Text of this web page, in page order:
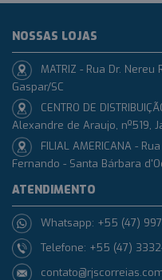
NOSSAS LOJAS
MATRIZ - Rua Dr.
Gaspar/SC
CENTRO DE
Alexandre de Araujo, nº519,
FILIAL AMERICANA -
Fernando - Santa Bárbara
ATENDIMENTO
Whatsapp: +55 (47)
Telefone: +55 (47)